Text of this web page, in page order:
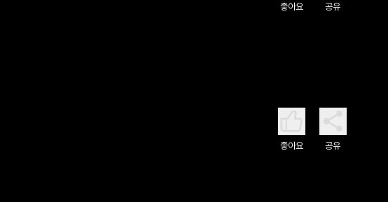
좋아요 공유
좋아요 공유